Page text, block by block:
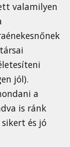
valamilyen
jól).
a
is ránk
és jó